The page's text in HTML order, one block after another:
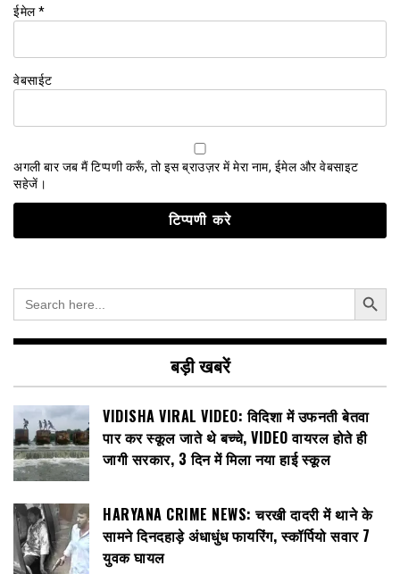
ईमेल*
वेबसाईट
अगली बार जब मैं टिप्पणी करूँ, तो इस ब्राउज़र में मेरा नाम, ईमेल और वेबसाइट
सहेजें।
Search
for:
Search Button
बड़ी खबरें
VIDISHA VIRAL VIDEO: विदिशा में उफनती बेतवा
पार कर स्कूल जाते थे बच्चे, VIDEO वायरल होते ही
जागी सरकार, 3 दिन में मिला नया हाई स्कूल
HARYANA CRIME NEWS: चरखी दादरी में थाने के
सामने दिनदहाड़े अंधाधुंध फायरिंग, स्कॉर्पियो सवार 7
युवक घायल